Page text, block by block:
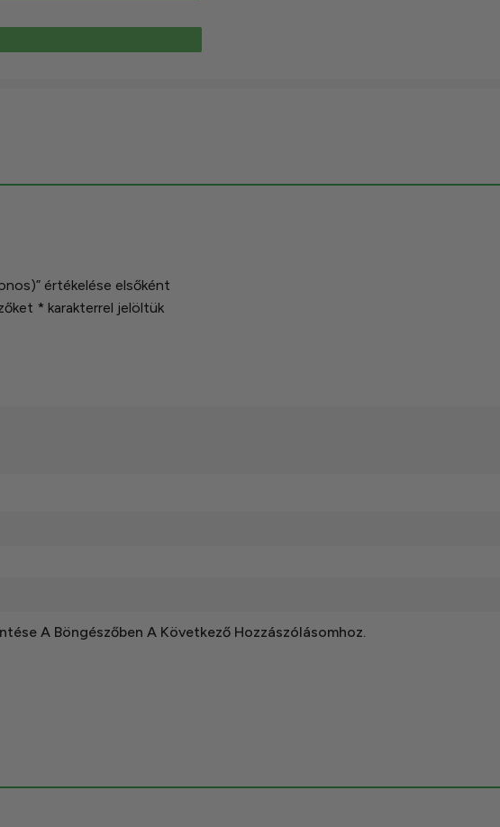
értékelése elsőként
* karakterrel jelöltük
A Böngészőben A Következő Hozzászólásomhoz.